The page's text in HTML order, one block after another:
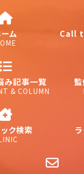
ム Call
み記事一覧
& COLUMN
ク検索